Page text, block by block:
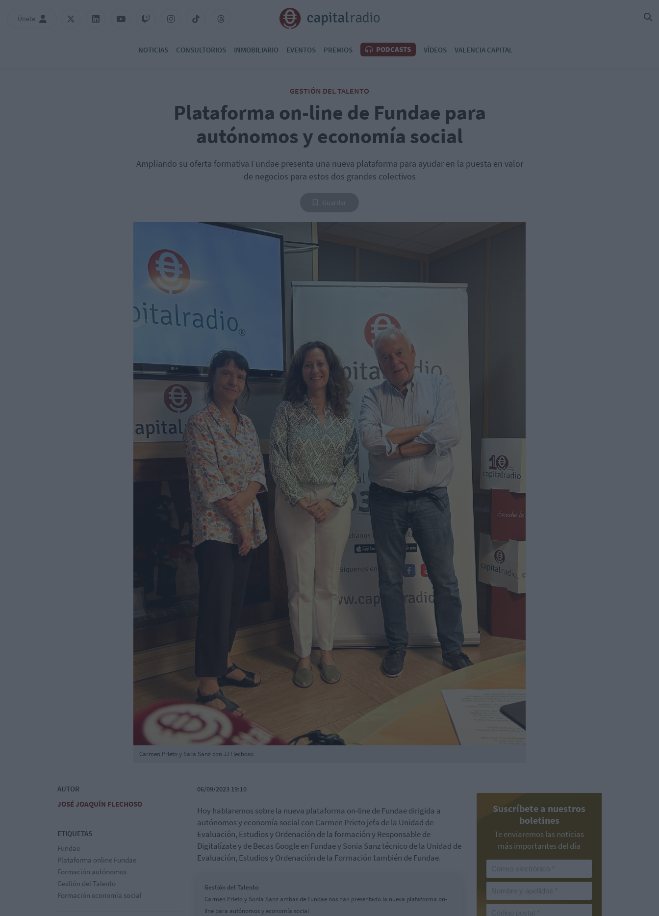
Únete
NOTICIAS CONSULTORIOS INMOBILIARIO EVENTOS PREMIOS PODCASTS VÍDEOS VALENCIA CAPITAL
GESTIÓN DEL TALENTO
Plataforma on-line de Fundae para
autónomos y economía social
Ampliando su oferta formativa Fundae presenta una nueva plataforma para ayudar en la puesta en valor
de negocios para estos dos grandes colectivos
Carmen Prieto y Sara Sanz con JJ Flechoso
AUTOR
JOSÉ JOAQUÍN FLECHOSO
ETIQUETAS
Fundae
Plataforma online Fundae
Formación autónomos
Gestión del Talento
Formación economía social
06/09/2023 19:10
Hoy hablaremos sobre la nueva plataforma on-line de Fundae dirigida a
autónomos y economía socialcon Carmen Prieto jefa de la Unidad de
Evaluación, Estudios y Ordenación de la formación y Responsable de
Digitalízate y de Becas Google en Fundae y Sonia Sanz técnico de la Unidad de
Evaluación, Estudios y Ordenación de la Formación también de Fundae.
Gestión del Talento
Carmen Prieto y Sonia Sanz ambas de Fundae nos han presentado la nueva plataforma on-
line para autónomos y economía social
Suscríbete a nuestros
boletines
Te enviaremos las noticias
más importantes del día